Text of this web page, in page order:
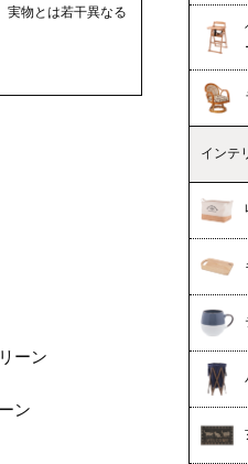
実物とは若干異なる
ーン
ン
インテ